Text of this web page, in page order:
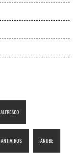
ALFRESCO
ANTIVIRUS ANUBE